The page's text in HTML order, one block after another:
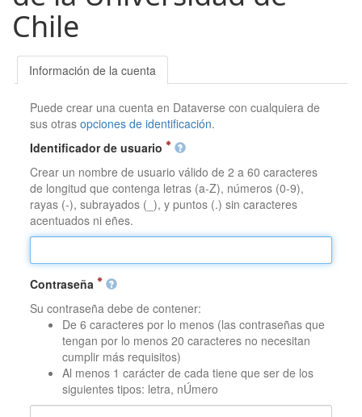
Chile
Información de la cuenta
Puede crear una cuenta en Dataverse con cualquiera de
sus otrasopciones de identificación.
Identificador de usuario
Crear un nombre de usuario válido de 2 a 60 caracteres
de longitud que contenga letras (a-Z), números (0-9),
rayas (-), subrayados (_), y puntos (.) sin caracteres
acentuados ni eñes.
Contraseña
Su contraseña debe de contener:
De 6 caracteres por lo menos (las contraseñas que
tengan por lo menos 20 caracteres no necesitan
cumplir más requisitos)
Al menos 1 carácter de cada tiene que ser de los
siguientes tipos: letra, nÚmero